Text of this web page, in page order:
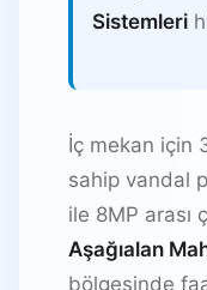
Sistemleri
İç mekan için
sahip vandal
ile 8MP arası
Aşağıalan
bölgesinde